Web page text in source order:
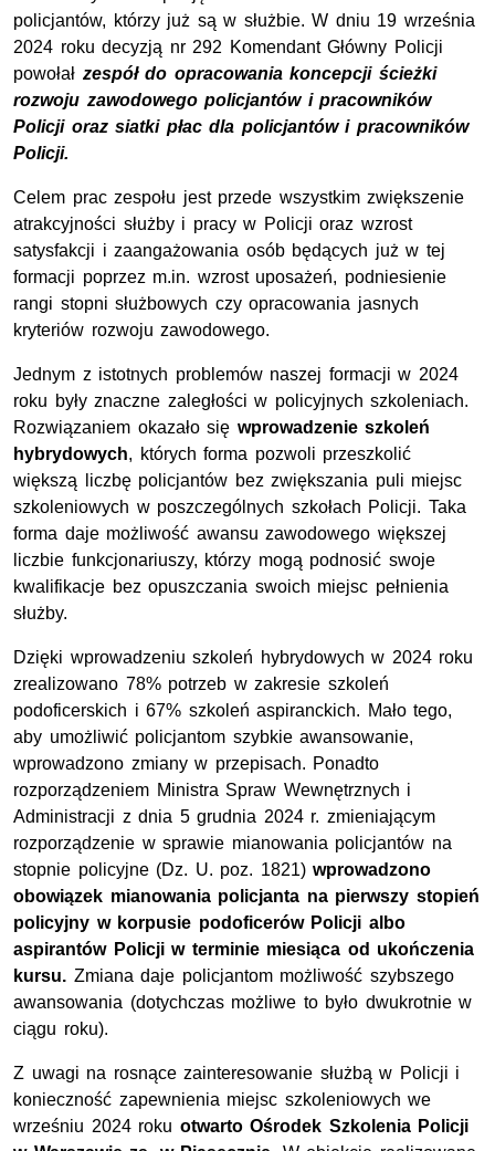
policjantów, którzy już są w służbie. W dniu 19 września
2024 roku decyzją nr 292 Komendant Główny Policji
powołał zespół do opracowania koncepcji ścieżki
rozwoju zawodowego policjantów i pracowników
Policji oraz siatki płac dla policjantów i pracowników
Policji.
Celem prac zespołu jest przede wszystkim zwiększenie
atrakcyjności służby i pracy w Policji oraz wzrost
satysfakcji i zaangażowania osób będących już w tej
formacji poprzez m.in. wzrost uposażeń, podniesienie
rangi stopni służbowych czy opracowania jasnych
kryteriów rozwoju zawodowego.
Jednym z istotnych problemów naszej formacji w 2024
roku były znaczne zaległości w policyjnych szkoleniach.
Rozwiązaniem okazało się wprowadzenie szkoleń
hybrydowych, których forma pozwoli przeszkolić
większą liczbę policjantów bez zwiększania puli miejsc
szkoleniowych w poszczególnych szkołach Policji. Taka
forma daje możliwość awansu zawodowego większej
liczbie funkcjonariuszy, którzy mogą podnosić swoje
kwalifikacje bez opuszczania swoich miejsc pełnienia
służby.
Dzięki wprowadzeniu szkoleń hybrydowych w 2024 roku
zrealizowano 78% potrzeb w zakresie szkoleń
podoficerskich i 67% szkoleń aspiranckich. Mało tego,
aby umożliwić policjantom szybkie awansowanie,
wprowadzono zmiany w przepisach. Ponadto
rozporządzeniem Ministra Spraw Wewnętrznych i
Administracji z dnia 5 grudnia 2024 r. zmieniającym
rozporządzenie w sprawie mianowania policjantów na
stopnie policyjne (Dz. U. poz. 1821)wprowadzono
obowiązek mianowania policjanta na pierwszy stopień
policyjny w korpusie podoficerów Policji albo
aspirantów Policji w terminie miesiąca od ukończenia
kursu. Zmiana daje policjantom możliwość szybszego
awansowania (dotychczas możliwe to było dwukrotnie w
ciągu roku).
Z uwagi na rosnące zainteresowanie służbą w Policji i
konieczność zapewnienia miejsc szkoleniowych we
wrześniu 2024 roku otwarto Ośrodek Szkolenia Policji